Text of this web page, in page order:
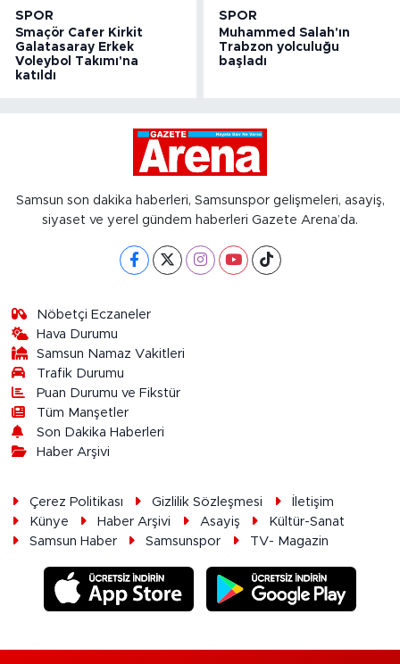
SPOR
Smaçör Cafer Kirkit
Galatasaray Erkek
Voleybol Takımı'na
katıldı
SPOR
Muhammed Salah'ın
Trabzon yolculuğu
başladı
Samsun son dakika haberleri, Samsunspor gelişmeleri, asayiş,
siyaset ve yerel gündem haberleri Gazete Arena’da.
Nöbetçi Eczaneler
Hava Durumu
Samsun Namaz Vakitleri
Trafik Durumu
Puan Durumu ve Fikstür
Tüm Manşetler
Son Dakika Haberleri
Haber Arşivi
Çerez Politikası Gizlilik Sözleşmesi
İletişim
Künye
Haber Arşivi Asayiş
Kültür-Sanat
Samsun Haber
Samsunspor TV- Magazin